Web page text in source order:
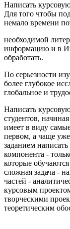
Написать
Для того чтобы
немало времени
необходимой
информацию и в
обработать.
По серьезности
более глубокое
глобальное и
Написать
студентов,
имеет в виду
первом, а чаще
заданием
компонента -
которые
сложная задача -
частей -
курсовым
творческими
теоретическим